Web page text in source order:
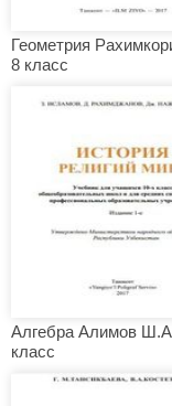
Геометрия
8 класс
Алгебра Алимов
класс